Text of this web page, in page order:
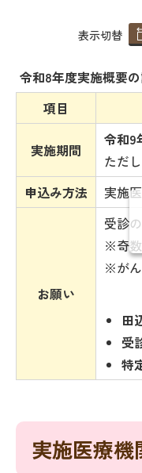
表
み
の
表示切替
令和8年度実施概要
項目
実施期間
令和9
ただ
申込み方法
実施
お願い
受診
※奇
※が
田
受
特
実施医療機